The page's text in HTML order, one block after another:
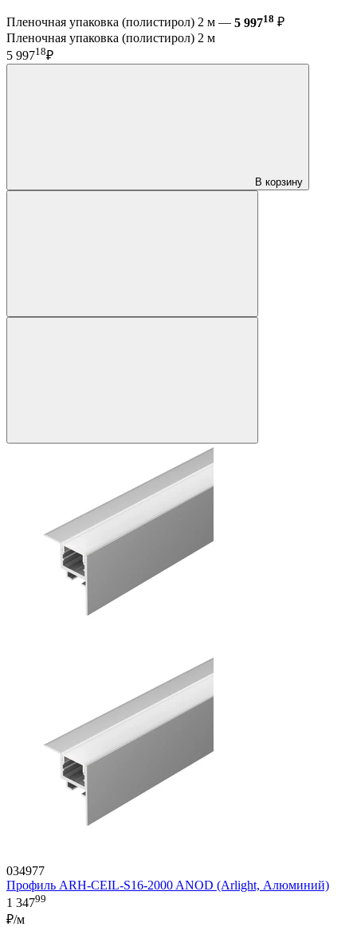
Пленочная упаковка (полистирол) 2 м — 5 99718 ₽
Пленочная упаковка (полистирол) 2 м
5 99718₽
В корзину
034977
Профиль ARH-CEIL-S16-2000 ANOD (Arlight, Алюминий)
1 34799
₽/м